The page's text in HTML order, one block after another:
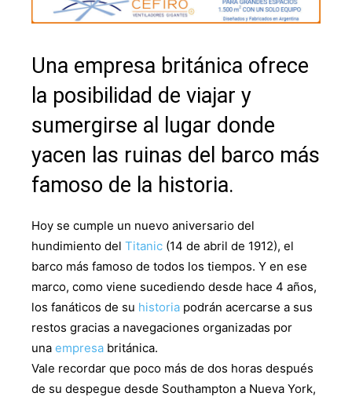
Una empresa británica ofrece
la posibilidad de viajar y
sumergirse al lugar donde
yacen las ruinas del barco más
famoso de la historia.
Hoy se cumple un nuevo aniversario del
hundimiento del Titanic (14 de abril de 1912), el
barco más famoso de todos los tiempos. Y en ese
marco, como viene sucediendo desde hace 4 años,
los fanáticos de su historia podrán acercarse a sus
restos gracias a navegaciones organizadas por
una empresa británica.
Vale recordar que poco más de dos horas después
de su despegue desde Southampton a Nueva York,